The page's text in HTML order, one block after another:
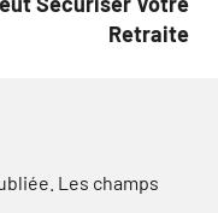
Retraite
Les champs